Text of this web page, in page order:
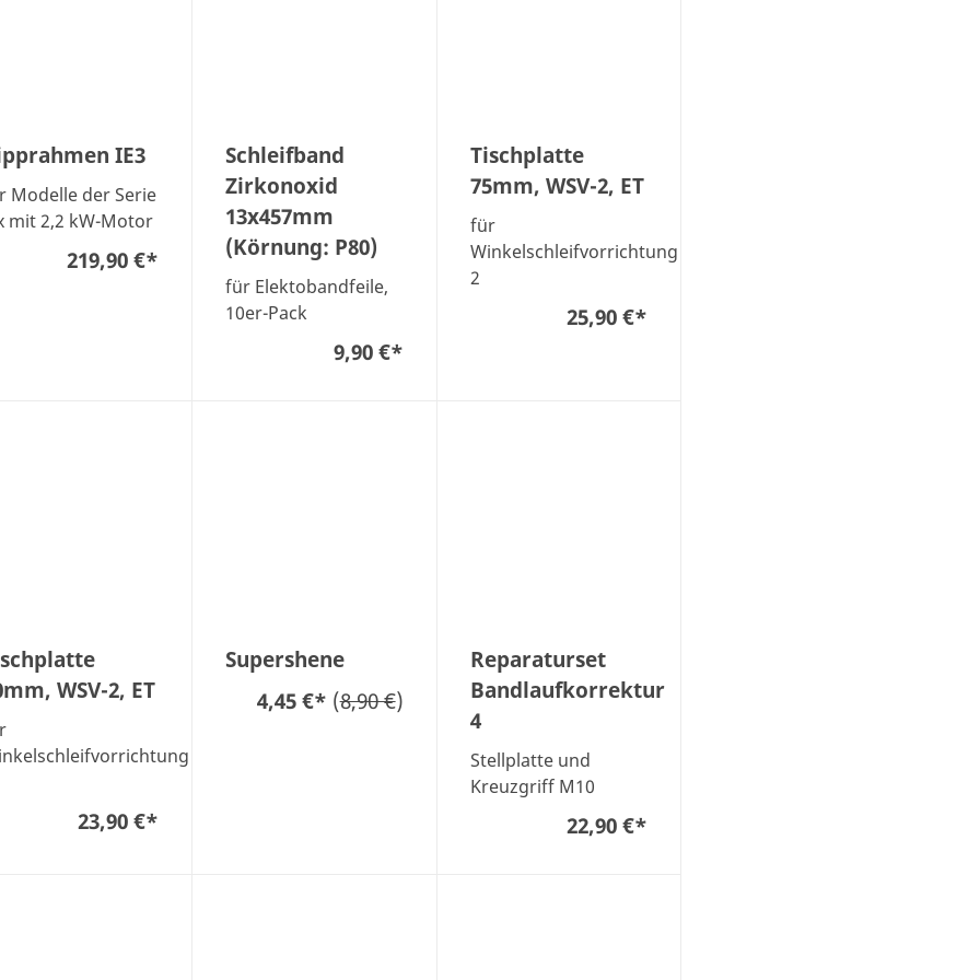
IE3
Modelle der Serie
mit 2,2 kW-Motor
219,90 €*
Schleifband
Zirkonoxid
13x457mm
(Körnung: P80)
für Elektobandfeile,
10er-Pack
9,90 €*
Tischplatte
75mm, WSV-2, ET
für
Winkelschleifvorrichtung
2
25,90 €*
WSV-2, ET
23,90 €*
Supershene
4,45 €* (8,90 €)
Reparaturset
Bandlaufkorrektur
4
Stellplatte und
Kreuzgriff M10
22,90 €*